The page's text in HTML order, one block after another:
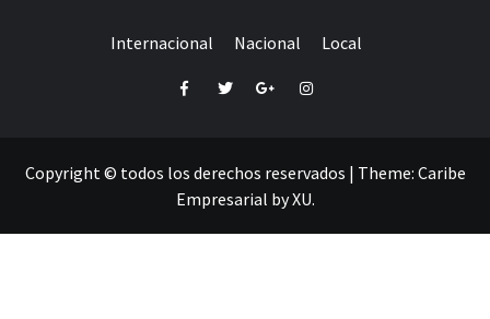
Internacional Nacional Local
FacebookTwitterGoogle+Instagram
Copyright © todos los derechos reservados | Theme: Caribe
Empresarial byXU.